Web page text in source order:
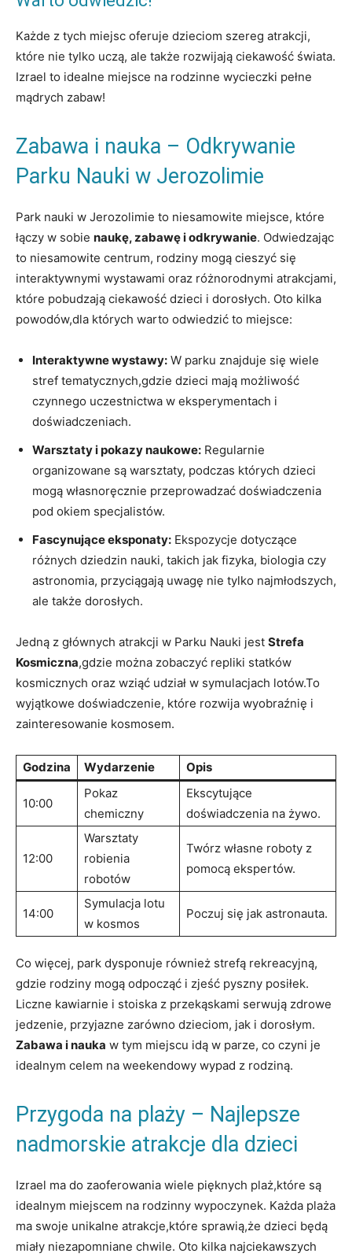
Każde z tych miejsc oferuje dzieciom szereg atrakcji,
które nie tylko uczą, ale także rozwijają ciekawość świata.
Izrael to idealne miejsce na rodzinne wycieczki pełne
mądrych zabaw!
Zabawa i nauka – Odkrywanie
Parku Nauki w Jerozolimie
Park nauki w Jerozolimie to niesamowite miejsce, które
łączy w sobie naukę, zabawę i odkrywanie. Odwiedzając
to niesamowite centrum, rodziny mogą cieszyć się
interaktywnymi wystawami oraz różnorodnymi atrakcjami,
które pobudzają ciekawość dzieci i dorosłych. Oto kilka
powodów,dla których warto odwiedzić to miejsce:
Interaktywne wystawy: W parku znajduje się wiele
stref tematycznych,gdzie dzieci mają możliwość
czynnego uczestnictwa w eksperymentach i
doświadczeniach.
Warsztaty i pokazy naukowe: Regularnie
organizowane są warsztaty, podczas których dzieci
mogą własnoręcznie przeprowadzać doświadczenia
pod okiem specjalistów.
Fascynujące eksponaty: Ekspozycje dotyczące
różnych dziedzin nauki, takich jak fizyka, biologia czy
astronomia, przyciągają uwagę nie tylko najmłodszych,
ale także dorosłych.
Jedną z głównych atrakcji w Parku Nauki jest Strefa
Kosmiczna,gdzie można zobaczyć repliki statków
kosmicznych oraz wziąć udział w symulacjach lotów.To
wyjątkowe doświadczenie, które rozwija wyobraźnię i
zainteresowanie kosmosem.
Godzina Wydarzenie Opis
10:00
Pokaz
chemiczny
Ekscytujące
doświadczenia na żywo.
12:00
Warsztaty
robienia
robotów
Twórz własne roboty z
pomocą ekspertów.
14:00
Symulacja lotu
w kosmos
Poczuj się jak astronauta.
Co więcej, park dysponuje również strefą rekreacyjną,
gdzie rodziny mogą odpocząć i zjeść pyszny posiłek.
Liczne kawiarnie i stoiska z przekąskami serwują zdrowe
jedzenie, przyjazne zarówno dzieciom, jak i dorosłym.
Zabawa i nauka w tym miejscu idą w parze, co czyni je
idealnym celem na weekendowy wypad z rodziną.
Przygoda na plaży – Najlepsze
nadmorskie atrakcje dla dzieci
Izrael ma do zaoferowania wiele pięknych plaż,które są
idealnym miejscem na rodzinny wypoczynek. Każda plaża
ma swoje unikalne atrakcje,które sprawią,że dzieci będą
miały niezapomniane chwile. Oto kilka najciekawszych